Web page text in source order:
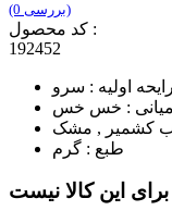
(0 بررسی)
کد محصول :
192452
رایحه اولیه : سرو
میانی : خس خس
کشمیر , مشک
طبع : گرم
این کالا نیست